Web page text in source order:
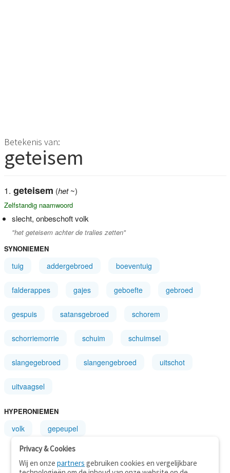
Betekenis van:
geteisem
geteisem (het~)
Zelfstandig naamwoord
slecht, onbeschoft volk
"het geteisem achter de tralies zetten"
SYNONIEMEN
tuig addergebroed boeventuig
falderappes gajes geboefte gebroed
gespuis satansgebroed schorem
schorriemorrie schuim schuimsel
slangegebroed slangengebroed uitschot
uitvaagsel
HYPERONIEMEN
volk gepeupel
Privacy & Cookies
Wij en onzepartners gebruiken cookies en vergelijkbare